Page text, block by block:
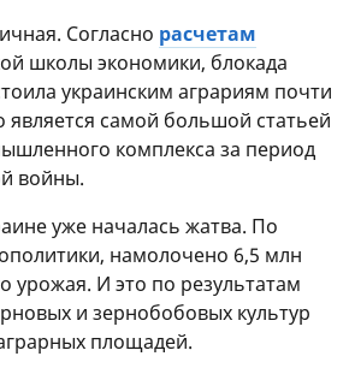
Согласно расчетам
школы экономики, блокада
украинским аграриям почти
является самой большой статьей
комплекса за период
войны.
уже началась жатва. По
намолочено 6,5 млн
урожая. И это по результатам
и зернобобовых культур
площадей.